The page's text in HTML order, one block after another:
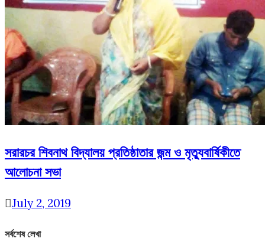
সরারচর শিবনাথ বিদ্যালয় প্রতিষ্ঠাতার জন্ম ও মৃত্যুবার্ষিকীতে
আলোচনা সভা
July 2, 2019
সর্বশেষ লেখা